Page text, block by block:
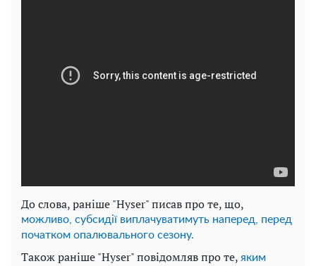
До слова, раніше "Hyser" писав про те, що,
можливо, субсидії виплачуватимуть наперед, перед
початком опалювального сезону.
Також раніше "Hyser" повідомляв про те, яким